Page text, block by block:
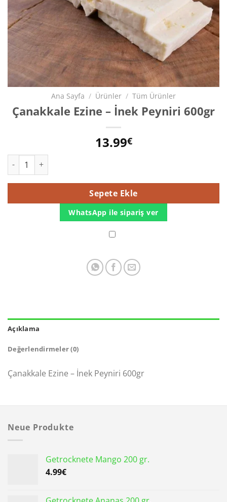
Ana Sayfa / Ürünler / Tüm Ürünler
Çanakkale Ezine – İnek Peyniri 600gr
13.99€
Çanakkale Ezine - İnek Peyniri 600gr adet
Sepete Ekle
WhatsApp ile sipariş ver
Açıklama
Değerlendirmeler (0)
Çanakkale Ezine – İnek Peyniri 600gr
Neue Produkte
Getrocknete Mango 200 gr.
4.99€